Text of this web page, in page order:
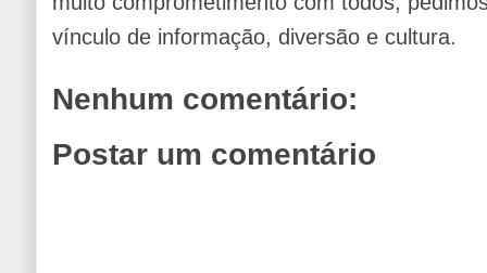
vínculo de informação, diversão e cultura.
Nenhum comentário:
Postar um comentário